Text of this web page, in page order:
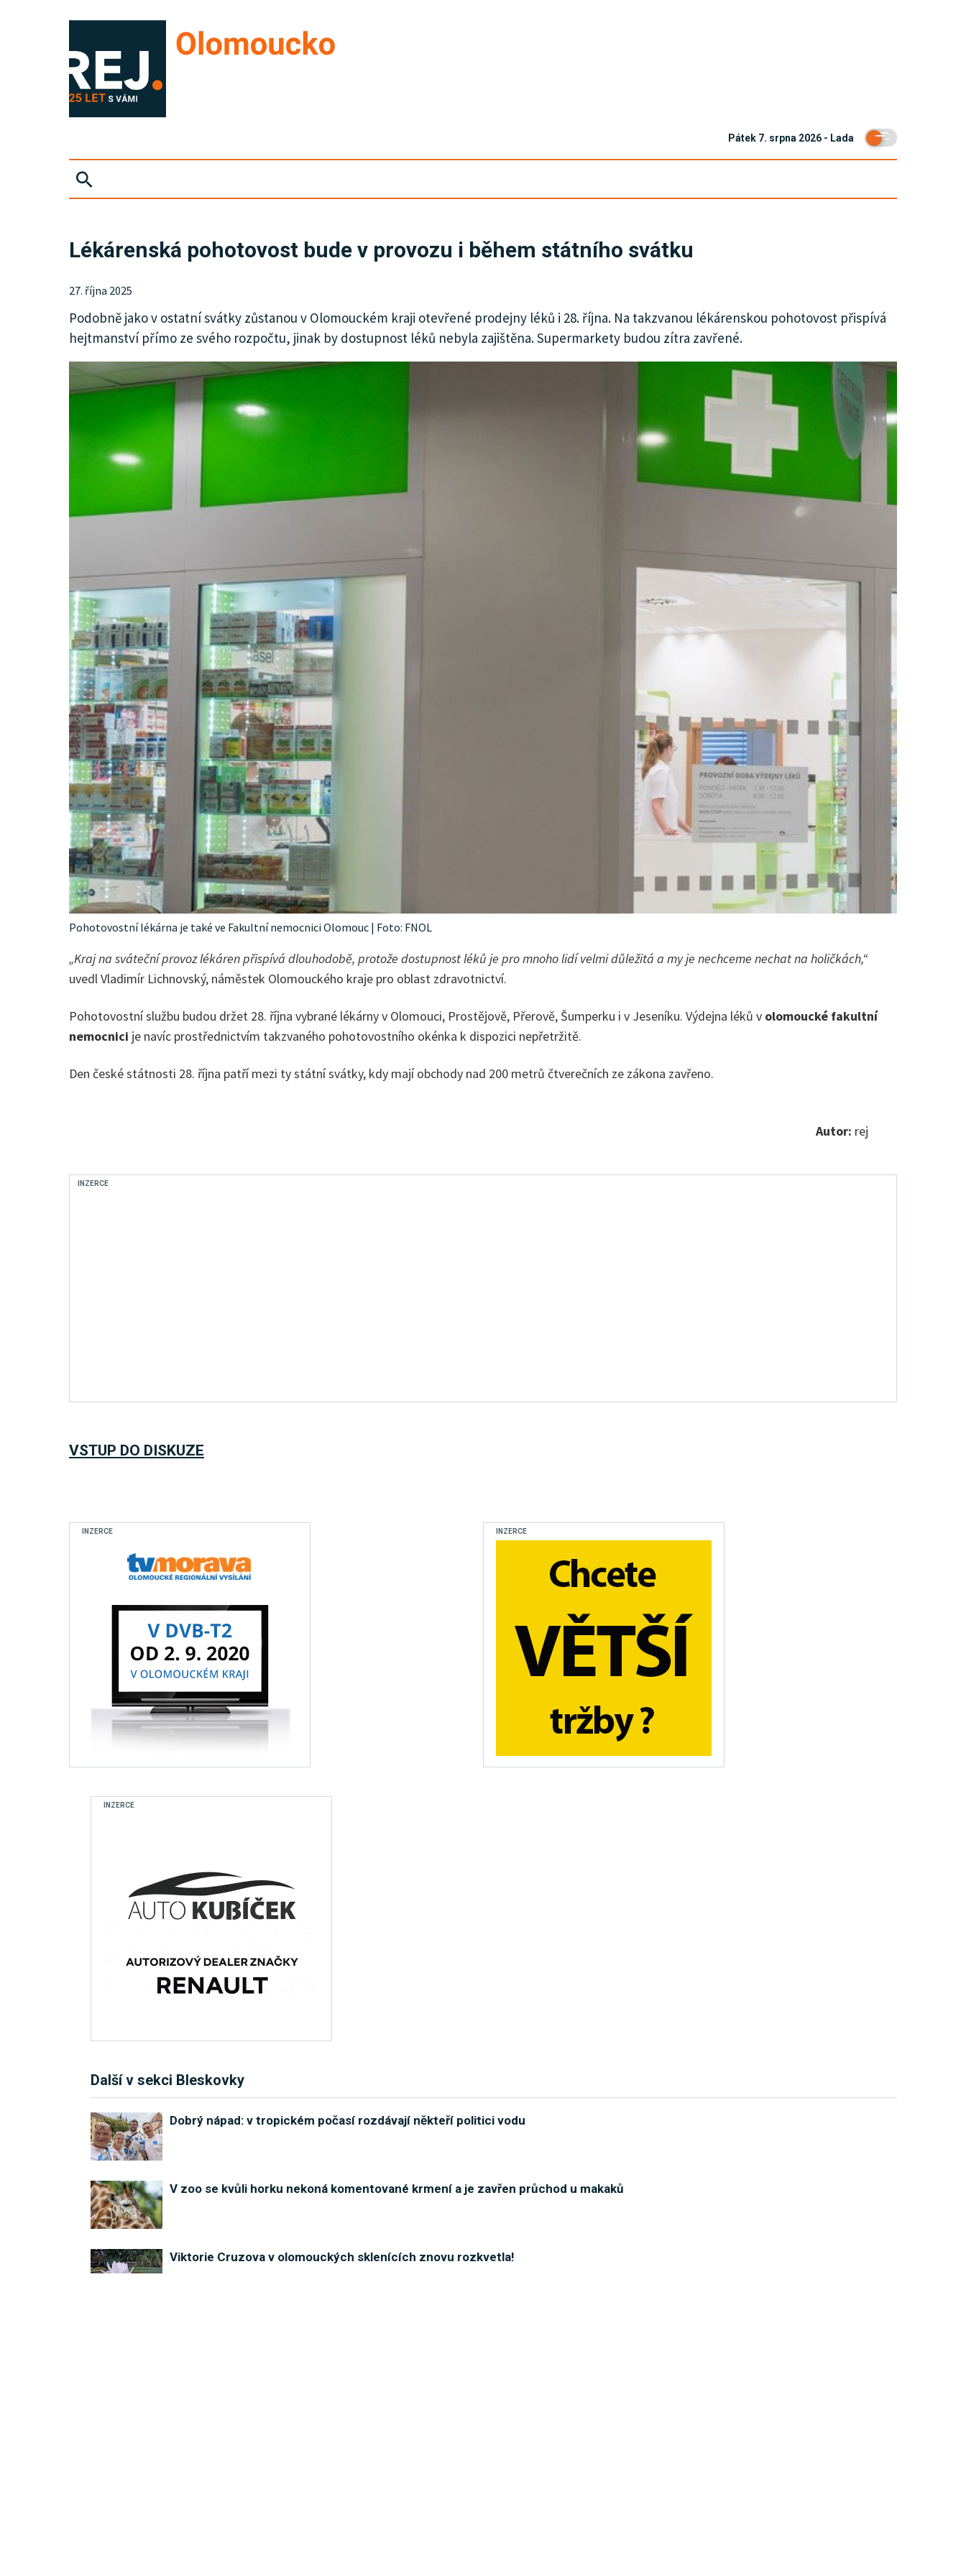
Pátek 7. srpna 2026 - Lada
KULTURA
SPOLEČNOST
INZERCE
Lékárenská pohotovost bude v provozu i během státního svátku
27. října 2025
Podobně jako v ostatní svátky zůstanou v Olomouckém kraji otevřené prodejny léků i 28. října. Na takzvanou lékárenskou pohotovost přispívá
hejtmanství přímo ze svého rozpočtu, jinak by dostupnost léků nebyla zajištěna. Supermarkety budou zítra zavřené.
Pohotovostní lékárna je také ve Fakultní nemocnici Olomouc | Foto: FNOL
„Kraj na sváteční provoz lékáren přispívá dlouhodobě, protože dostupnost léků je pro mnoho lidí velmi důležitá a my je nechceme nechat na holičkách,“
uvedl Vladimír Lichnovský, náměstek Olomouckého kraje pro oblast zdravotnictví.
Pohotovostní službu budou držet 28. října vybrané lékárny v Olomouci, Prostějově, Přerově, Šumperku i v Jeseníku. Výdejna léků v olomoucké fakultní
nemocnici je navíc prostřednictvím takzvaného pohotovostního okénka k dispozici nepřetržitě.
Den české státnosti 28. října patří mezi ty státní svátky, kdy mají obchody nad 200 metrů čtverečních ze zákona zavřeno.
Autor: rej
INZERCE
VSTUP DO DISKUZE
INZERCE INZERCE
INZERCE
Další v sekci Bleskovky
Dobrý nápad: v tropickém počasí rozdávají někteří politici vodu
V zoo se kvůli horku nekoná komentované krmení a je zavřen průchod u makaků
Viktorie Cruzova v olomouckých sklenících znovu rozkvetla!